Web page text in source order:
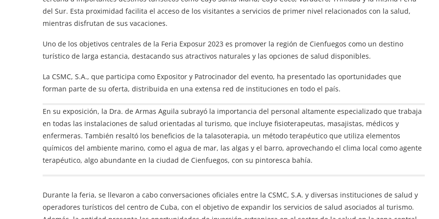
del Sur. Esta proximidad facilita el acceso de los visitantes a servicios de primer nivel relacionados con la salud,
mientras disfrutan de sus vacaciones.
Uno de los objetivos centrales de la Feria Exposur 2023 es promover la región de Cienfuegos como un destino
turístico de larga estancia, destacando sus atractivos naturales y las opciones de salud disponibles.
La CSMC, S.A., que participa como Expositor y Patrocinador del evento, ha presentado las oportunidades que
forman parte de su oferta, distribuida en una extensa red de instituciones en todo el país.
En su exposición, la Dra. de Armas Aguila subrayó la importancia del personal altamente especializado que trabaja
en todas las instalaciones de salud orientadas al turismo, que incluye fisioterapeutas, masajistas, médicos y
enfermeras. También resaltó los beneficios de la talasoterapia, un método terapéutico que utiliza elementos
químicos del ambiente marino, como el agua de mar, las algas y el barro, aprovechando el clima local como agente
terapéutico, algo abundante en la ciudad de Cienfuegos, con su pintoresca bahía.
Durante la feria, se llevaron a cabo conversaciones oficiales entre la CSMC, S.A. y diversas instituciones de salud y
operadores turísticos del centro de Cuba, con el objetivo de expandir los servicios de salud asociados al turismo.